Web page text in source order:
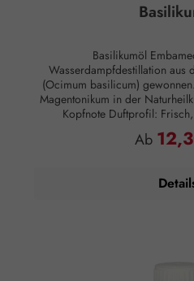
Basilikumöl
Wasserdampfdestillation aus
(Ocimum basilicum)
Magentonikum in der Naturheilkunde
Kopfnote Duftprofil: Frisch, krautig Duftwirkung:
Anwendung: Kosmetikum
naturreines, ätherisches
Regulärer
Ab